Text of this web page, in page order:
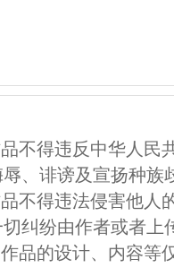
不得违反中华人民
、诽谤及宣扬种族
不得违法侵害他人
纠纷由作者或者上
品的设计、内容等